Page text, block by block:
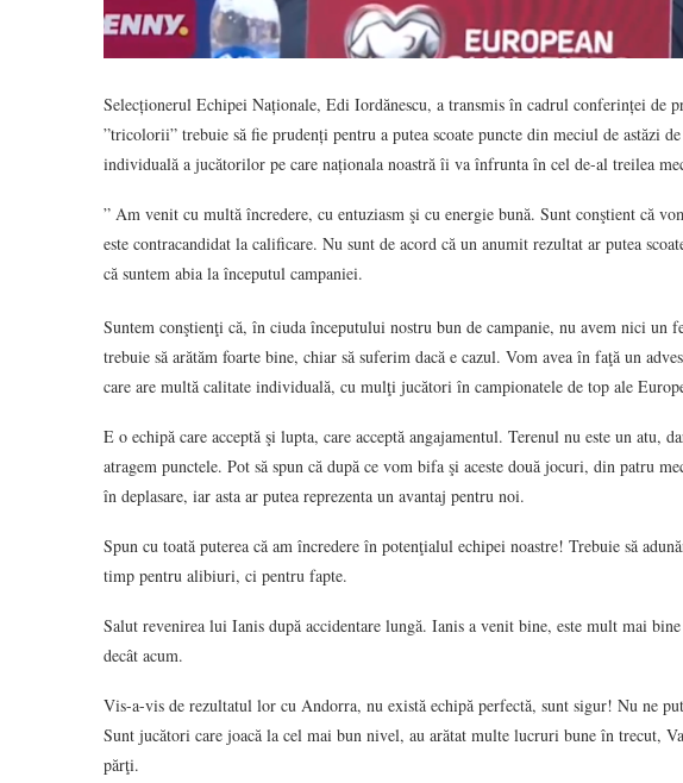
Selecționerul Echipei Naționale, Edi Iordănescu, a transmis în cadrul conferinței de
”tricolorii” trebuie să fie prudenți pentru a putea scoate puncte din meciul de astăzi
individuală a jucătorilor pe care naționala noastră îi va înfrunta în cel de-al treilea
” Am venit cu multă încredere, cu entuziasm şi cu energie bună. Sunt conştient că
este contracandidat la calificare. Nu sunt de acord că un anumit rezultat ar putea
că suntem abia la începutul campaniei.
Suntem conştienţi că, în ciuda începutului nostru bun de campanie, nu avem nici un
trebuie să arătăm foarte bine, chiar să suferim dacă e cazul. Vom avea în faţă un
care are multă calitate individuală, cu mulţi jucători în campionatele de top ale
E o echipă care acceptă şi lupta, care acceptă angajamentul. Terenul nu este un atu,
atragem punctele. Pot să spun că după ce vom bifa şi aceste două jocuri, din patru
în deplasare, iar asta ar putea reprezenta un avantaj pentru noi.
Spun cu toată puterea că am încredere în potenţialul echipei noastre! Trebuie să
timp pentru alibiuri, ci pentru fapte.
Salut revenirea lui Ianis după accidentare lungă. Ianis a venit bine, este mult mai
decât acum.
Vis-a-vis de rezultatul lor cu Andorra, nu există echipă perfectă, sunt sigur! Nu ne
Sunt jucători care joacă la cel mai bun nivel, au arătat multe lucruri bune în trecut,
părţi.